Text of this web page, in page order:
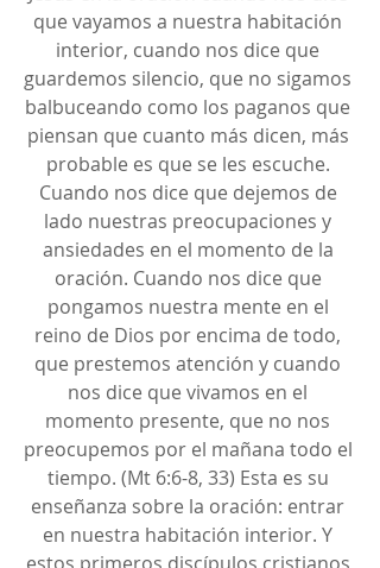
que vayamos a nuestra habitación
interior, cuando nos dice que
guardemos silencio, que no sigamos
balbuceando como los paganos que
piensan que cuanto más dicen, más
probable es que se les escuche.
Cuando nos dice que dejemos de
lado nuestras preocupaciones y
ansiedades en el momento de la
oración. Cuando nos dice que
pongamos nuestra mente en el
reino de Dios por encima de todo,
que prestemos atención y cuando
nos dice que vivamos en el
momento presente, que no nos
preocupemos por el mañana todo el
tiempo. (Mt 6:6-8, 33) Esta es su
enseñanza sobre la oración: entrar
en nuestra habitación interior. Y